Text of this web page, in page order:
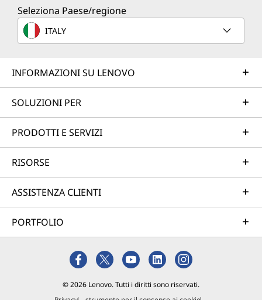
Seleziona Paese/regione
ITALY
INFORMAZIONI SU LENOVO
SOLUZIONI PER
PRODOTTI E SERVIZI
RISORSE
ASSISTENZA CLIENTI
PORTFOLIO
© 2026 Lenovo. Tutti i diritti sono riservati.